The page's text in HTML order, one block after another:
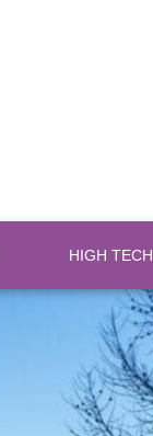
HIGH TECH